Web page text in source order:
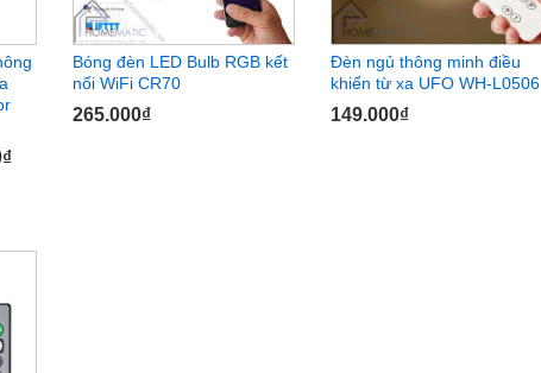
₫
Bóng đèn LED Bulb RGB kết
nối WiFi CR70
265.000₫
265.000₫
Đèn ngủ thông minh điều
khiển từ xa UFO WH-L0506
149.000₫
149.000₫